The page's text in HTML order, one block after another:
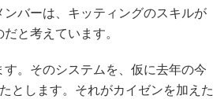
バーは、キッティングのスキルが
と考えています。
。そのシステムを、仮に去年の今
とします。それがカイゼンを加えた